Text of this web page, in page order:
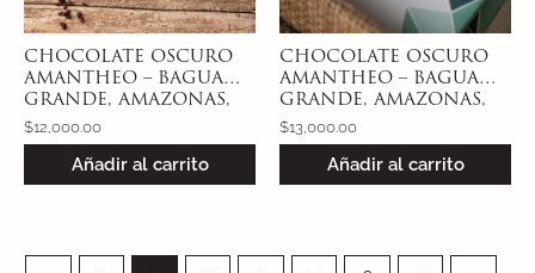
CHOCOLATE OSCURO
AMANTHEO – BAGUA
GRANDE, AMAZONAS,
PERÚ 70% – CACAO
NATIVO AMAZÓNICO
$12,000.00
Añadir al carrito
CHOCOLATE OSCURO
AMANTHEO – BAGUA
GRANDE, AMAZONAS,
PERÚ 90% – CACAO
NATIVO AMAZÓNICO
$13,000.00
Añadir al carrito